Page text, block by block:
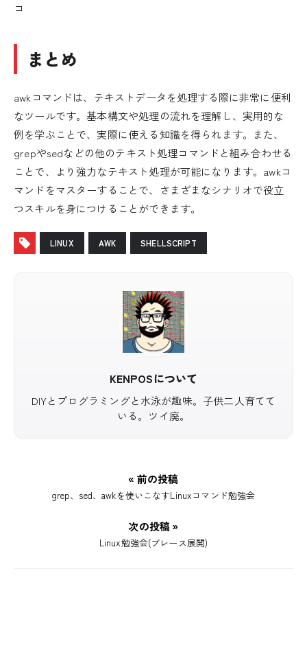
コ
まとめ
awkコマンドは、テキストデータを処理する際に非常に便利
なツールです。基本構文や処理の流れを理解し、実用的な
例を学ぶことで、実際に使える知識を得られます。また、
grepやsedなどの他のテキスト処理コマンドと組み合わせる
ことで、より強力なテキスト処理が可能になります。awkコ
マンドをマスターすることで、さまざまなシナリオで役立
つスキルを身につけることができます。
LINUX AWK SHELLSCRIPT
KENPOSについて
DIYとプログラミングと水泳が趣味。子供二人育てて
いる。ツイ廃。
« 前の投稿
grep、sed、awkを使いこなすLinuxコマンド勉強会
次の投稿 »
Linux勉強会(ブレース展開)